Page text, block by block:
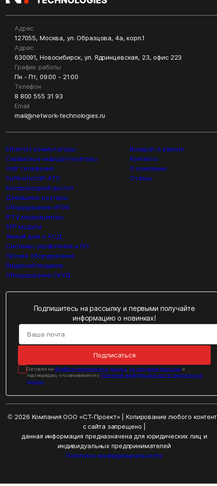
Адрес
127055, Москва, ул. Образцова, 4а, корп.1
Адрес
630091, Новосибирск, ул. Ядринцевская, 23, офис 223
График работы
Пн - Пт, 09:00 - 21:00
Телефон
8 800 555 31 93
Email
mail@network-technologies.ru
Ethernet коммутаторы
Сервисные маршрутизаторы
VoIP телефония
Softswitch/IP-ATC
Беспроводной доступ
Домашние роутеры
Оборудование xPON
IPTV медиацентры
SFP модули
Умный дом и АСД
Системы управления и ПО
Прочее оборудование
Видеонаблюдение
Оборудование СКУД
Возврат и ремонт
Контакты
О компании
Статьи
Подпишитесь на рассылку и первыми получайте
информацию о новинках!
Подписаться
Cогласен на обработку персональных данных, на получение рассылоки
подтверждаю, что ознакомился с Политикой конфиденциальности персональных
данных
© 2026 Компания ООО «СТ-Проект» | Копирование любого
с сайта запрещено |
данная информация предназначена для юридических лиц и
индивидуальных предпринимателей
Политика конфиденциальности